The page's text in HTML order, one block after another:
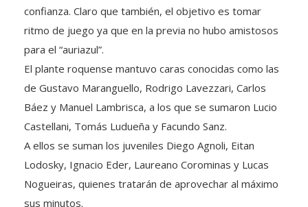
confianza. Claro que también, el objetivo es tomar
ritmo de juego ya que en la previa no hubo amistosos
para el “auriazul”.
El plante roquense mantuvo caras conocidas como las
de Gustavo Maranguello, Rodrigo Lavezzari, Carlos
Báez y Manuel Lambrisca, a los que se sumaron Lucio
Castellani, Tomás Ludueña y Facundo Sanz.
A ellos se suman los juveniles Diego Agnoli, Eitan
Lodosky, Ignacio Eder, Laureano Corominas y Lucas
Nogueiras, quienes tratarán de aprovechar al máximo
sus minutos.